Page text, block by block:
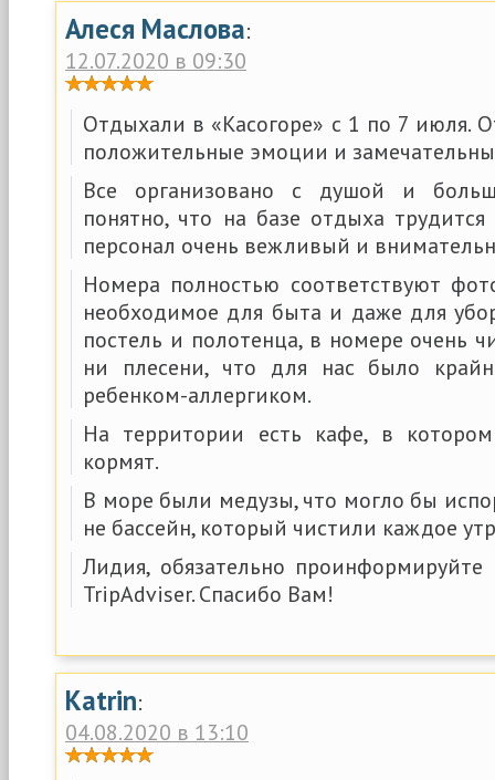
Алеся Маслова:
12.07.2020 в 09:30
Отдыхали в «Касогоре» с 1 по 7 июля.
положительные эмоции и
Все организовано с душой и
понятно, что на базе отдыха
персонал очень вежливый и
Номера полностью соответствуют
необходимое для быта и даже для
постель и полотенца, в номере очень
ни плесени, что для нас было
ребенком-аллергиком.
На территории есть кафе, в
кормят.
В море были медузы, что могло бы
не бассейн, который чистили каждое
Лидия, обязательно
TripAdviser. Спасибо Вам!
Katrin:
04.08.2020 в 13:10